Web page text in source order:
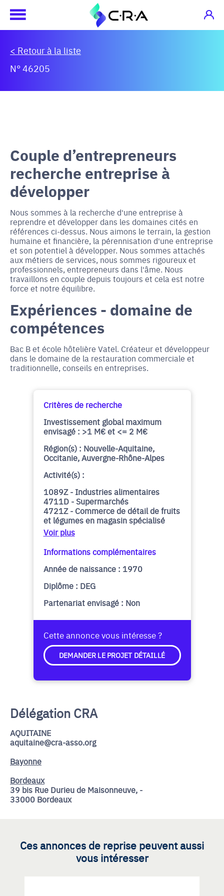
< Retour à la liste
N° 46205
Couple d’entrepreneurs
recherche entreprise à
développer
Nous sommes à la recherche d'une entreprise à
reprendre et développer dans les domaines cités en
références ci-dessus. Nous aimons le terrain, la gestion
humaine et financière, la pérennisation d'une entreprise
et son potentiel à développer. Nous sommes attachés
aux métiers de services, nous sommes rigoureux et
professionnels, entrepreneurs dans l'âme. Nous
travaillons en couple depuis toujours et cela est notre
force et notre équilibre.
Expériences - domaine de
compétences
Bac B et école hôtelière Vatel. Créateur et développeur
dans le domaine de la restauration commerciale et
traditionnelle, conseils en entreprises.
Critères de recherche
Investissement global maximum
envisagé : >1 M€ et <= 2 M€
Région(s) : Nouvelle-Aquitaine,
Occitanie, Auvergne-Rhône-Alpes
Activité(s) :
1089Z - Industries alimentaires
4711D - Supermarchés
4721Z - Commerce de détail de fruits
et légumes en magasin spécialisé
Voir plus
Informations complémentaires
Année de naissance : 1970
Diplôme : DEG
Partenariat envisagé : Non
Cette annonce vous intéresse ?
DEMANDER LE PROJET DÉTAILLÉ
Délégation CRA
AQUITAINE
aquitaine@cra-asso.org
Bayonne
Bordeaux
39 bis Rue Durieu de Maisonneuve, -
33000 Bordeaux
Ces annonces de reprise peuvent aussi
vous intéresser